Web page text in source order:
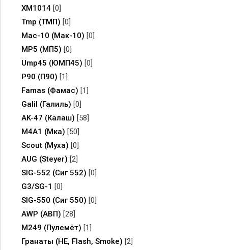
XM1014 [0]
Tmp (ТМП) [0]
Mac-10 (Мак-10) [0]
MP5 (МП5) [0]
Ump45 (ЮМП45) [0]
P90 (П90) [1]
Famas (Фамас) [1]
Galil (Галиль) [0]
AK-47 (Калаш) [58]
M4A1 (Мка) [50]
Scout (Муха) [0]
AUG (Steyer) [2]
SIG-552 (Сиг 552) [0]
G3/SG-1 [0]
SIG-550 (Сиг 550) [0]
AWP (АВП) [28]
M249 (Пулемёт) [1]
Гранаты (HE, Flash, Smoke) [2]